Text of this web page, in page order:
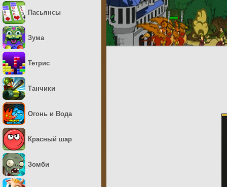
Пасьянсы
Зума
Тетрис
Танчики
Огонь и Вода
Красный шар
Зомби